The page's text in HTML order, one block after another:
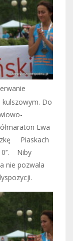
kulszowym. Do
Lwa
Piaskach
Niby
nie pozwala